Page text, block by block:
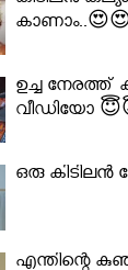
ഉച്ച നേരത്ത്
വീഡിയോ
ഒരു കിടിലൻ
എന്തിന്റെ